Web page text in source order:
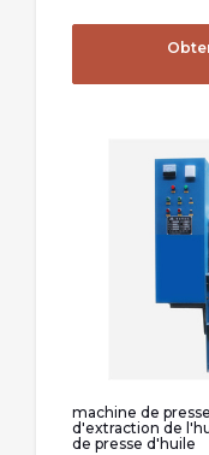
machine de
d'extraction de
de presse d'huile